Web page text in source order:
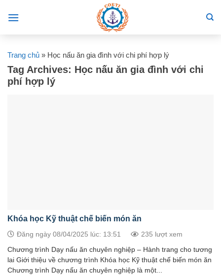
Trang chủ » Học nấu ăn gia đình với chi phí hợp lý
Tag Archives: Học nấu ăn gia đình với chi
phí hợp lý
Khóa học Kỹ thuật chế biến món ăn
Đăng ngày 08/04/2025 lúc: 13:51 235 lượt xem
Chương trình Dạy nấu ăn chuyên nghiệp – Hành trang cho tương
lai Giới thiệu về chương trình Khóa học Kỹ thuật chế biến món ăn
Chương trình Dạy nấu ăn chuyên nghiệp là một...